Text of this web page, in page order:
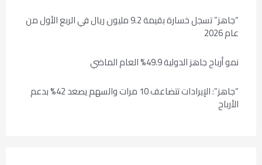
“جاهز” تسجل خسارة بقيمة 9.2 مليون ريال في الربع الأول من
عام 2026
نمو أرباح جاهز الدولية 49.9% العام الماضي
“جاهز”: الإيرادات تتضاعف 10 مرات والسهم يصعد 42% بدعم
الأرباح